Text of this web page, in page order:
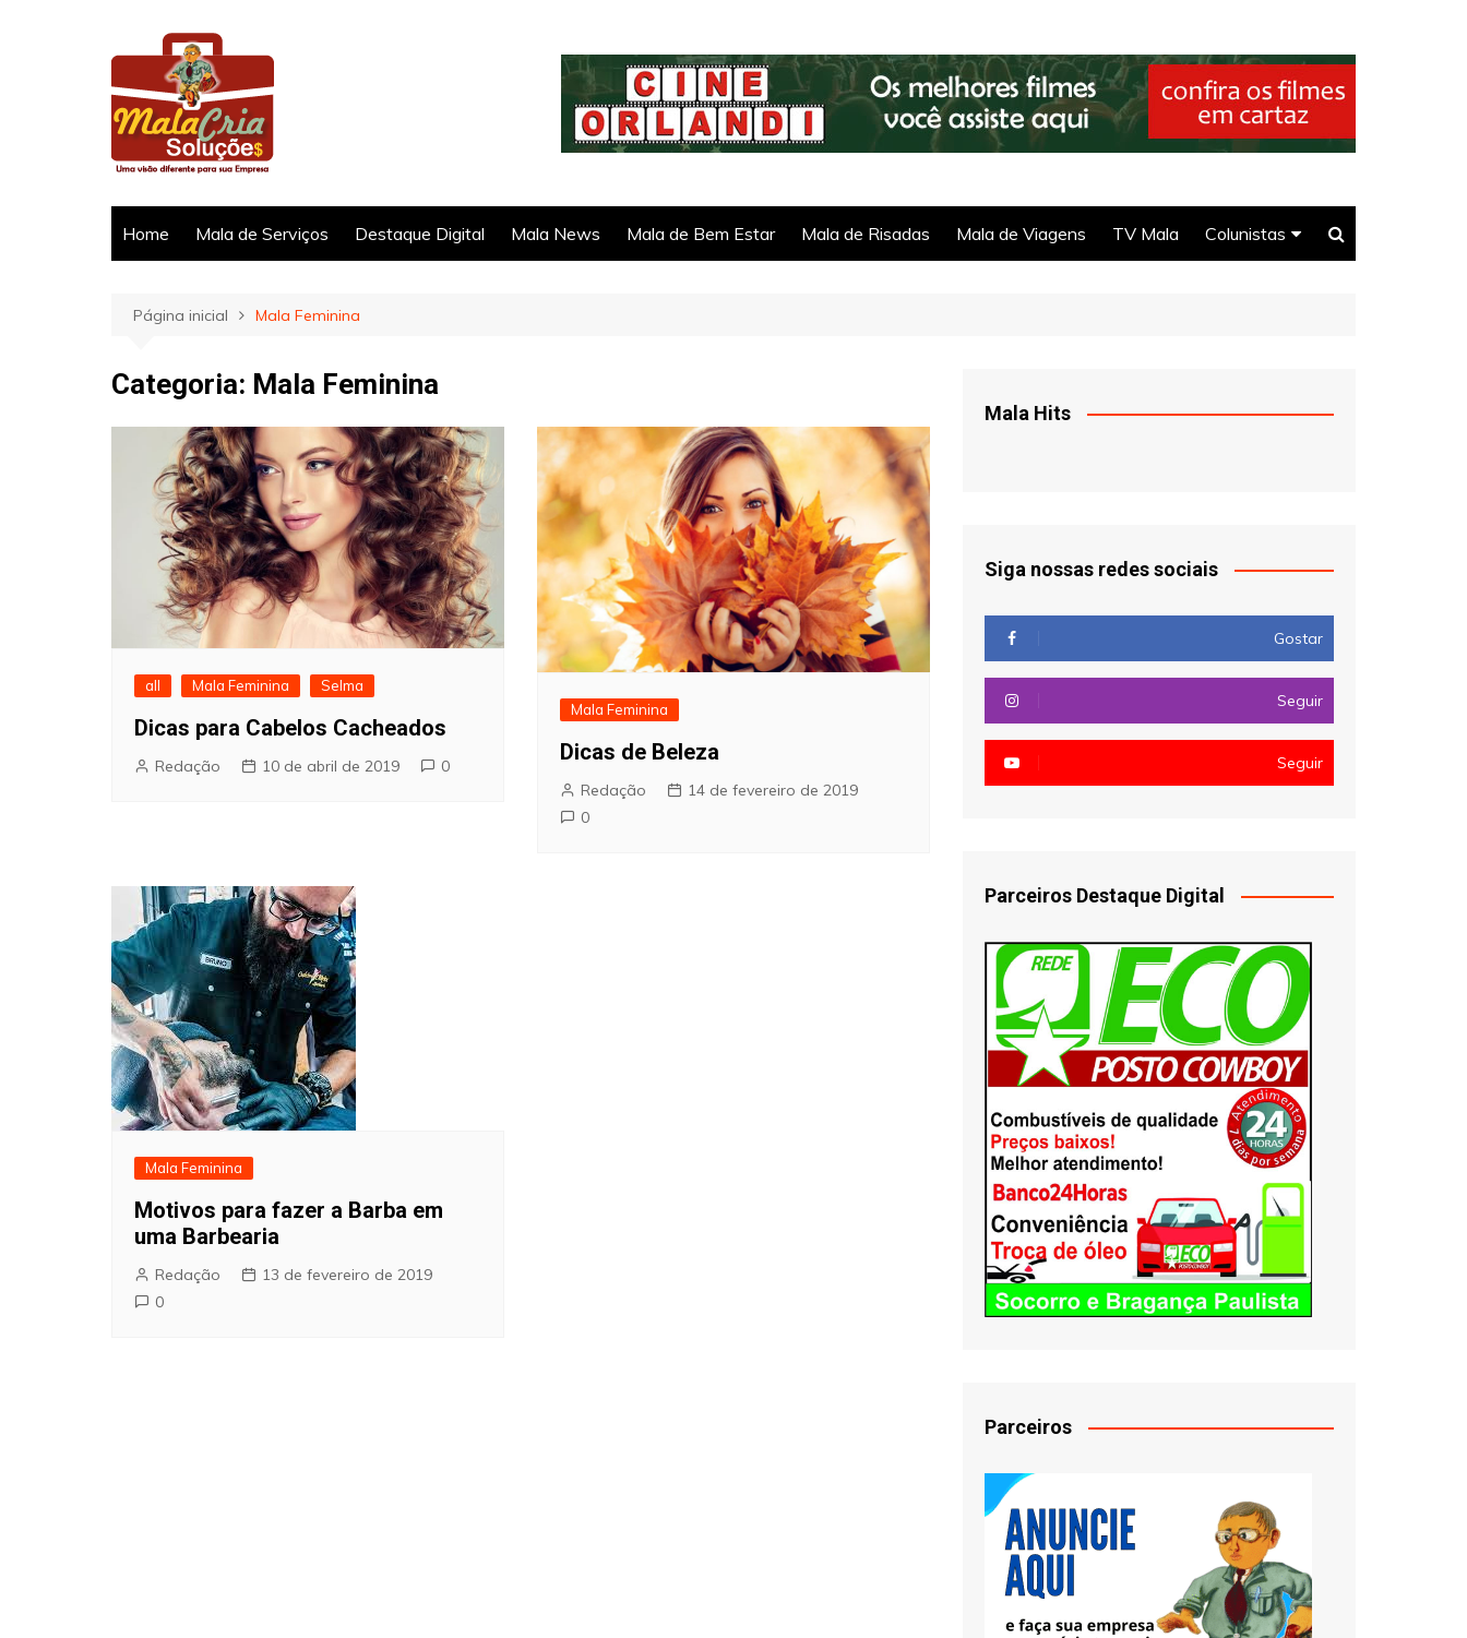
Home Mala de Serviços Destaque Digital Mala News Mala de Bem Estar Mala de Risadas Mala de Viagens TV Mala Colunistas
Página inicial Mala Feminina
Categoria: Mala Feminina
all Mala Feminina Selma
Dicas para Cabelos Cacheados
Redação 10 de abril de 2019 0
Mala Feminina
Dicas de Beleza
Redação
14 de fevereiro de 2019
0
Mala Feminina
Motivos para fazer a Barba em
uma Barbearia
Redação
13 de fevereiro de 2019
0
Mala Hits
Siga nossas redes sociais
Gostar
Seguir
Seguir
Parceiros Destaque Digital
Parceiros